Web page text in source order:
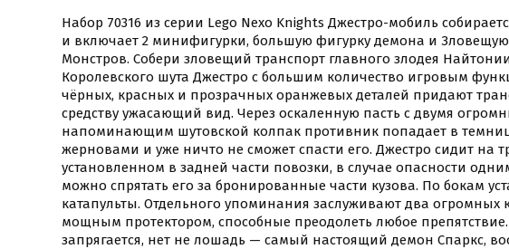
Набор 70316 из серии Lego Nexo Knights Джестро-мобиль
и включает 2 минифигурки, большую фигурку демона и
Монстров. Собери зловещий транспорт главного злодея
Королевского шута Джестро с большим количество игровым
чёрных, красных и прозрачных оранжевых деталей придают
средству ужасающий вид. Через оскаленную пасть с двумя
напоминающим шутовской колпак противник попадает в
жерновами и уже ничто не сможет спасти его. Джестро сидит на
установленном в задней части повозки, в случае опасности
можно спрятать его за бронированные части кузова. По бокам
катапульты. Отдельного упоминания заслуживают два огромных
мощным протектором, способные преодолеть любое
запрягается, нет не лошадь — самый настоящий демон Спаркс,